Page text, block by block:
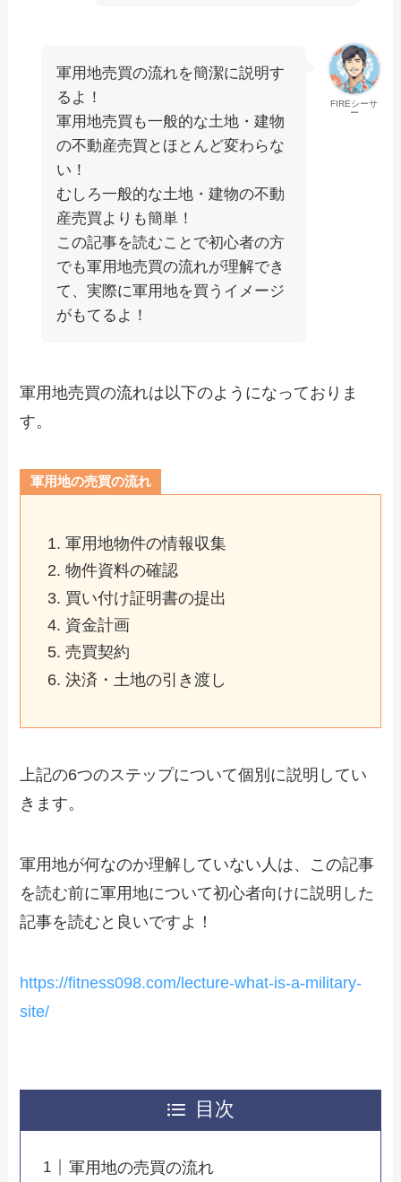
FIREシーサ
ー
軍用地売買の流れを簡潔に説明す
るよ！
軍用地売買も一般的な土地・建物
の不動産売買とほとんど変わらな
い！
むしろ一般的な土地・建物の不動
産売買よりも簡単！
この記事を読むことで初心者の方
でも軍用地売買の流れが理解でき
て、実際に軍用地を買うイメージ
がもてるよ！
軍用地売買の流れは以下のようになっておりま
す。
軍用地の売買の流れ
軍用地物件の情報収集
物件資料の確認
買い付け証明書の提出
資金計画
売買契約
決済・土地の引き渡し
上記の6つのステップについて個別に説明してい
きます。
軍用地が何なのか理解していない人は、この記事
を読む前に軍用地について初心者向けに説明した
記事を読むと良いですよ！
https://fitness098.com/lecture-what-is-a-military-
site/
目次
軍用地の売買の流れ